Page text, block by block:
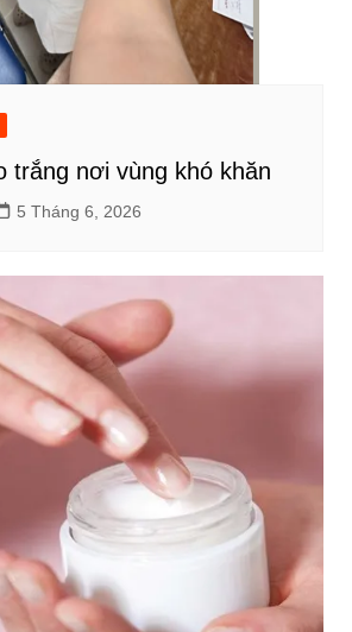
trắng nơi vùng khó khăn
5 Tháng 6, 2026